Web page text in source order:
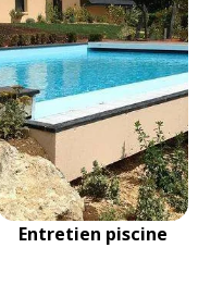
Entretien piscine